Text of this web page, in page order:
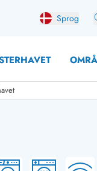
Sprog
søndagsskift